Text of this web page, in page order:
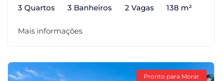
3 Quartos 3 Banheiros 2 Vagas 138 m²
Mais informações
Pronto para Morar